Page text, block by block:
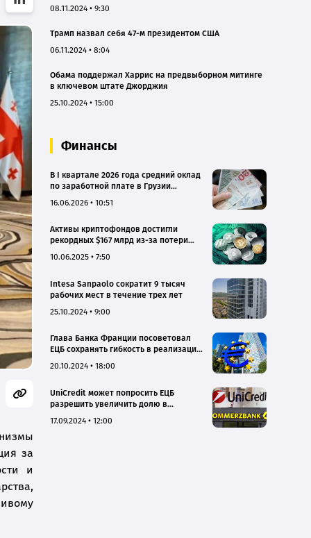
за
и
08.11.2024 • 9:30
Трамп назвал себя 47-м президентом США
06.11.2024 • 8:04
Обама поддержал Харрис на предвыборном митинге
в ключевом штате Джорджия
25.10.2024 • 15:00
Финансы
В I квартале 2026 года средний оклад
по заработной плате в Грузии
16.06.2026 • 10:51
Активы криптофондов достигли
рекордных $167 млрд из-за потери
10.06.2025 • 7:50
Intesa Sanpaolo сократит 9 тысяч
рабочих мест в течение трех лет
25.10.2024 • 9:00
Глава Банка Франции посоветовал
ЕЦБ сохранять гибкость в реализации
20.10.2024 • 18:00
UniCredit может попросить ЕЦБ
разрешить увеличить долю в
17.09.2024 • 12:00